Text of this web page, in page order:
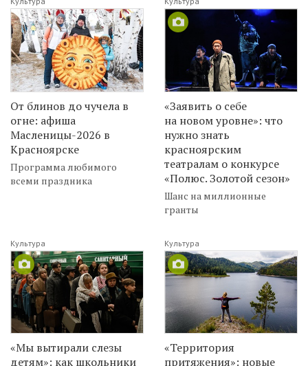
От блинов до чучела в
огне: афиша
Масленицы-2026 в
Красноярске
Программа любимого
всеми праздника
«Заявить о себе
на новом уровне»: что
нужно знать
красноярским
театралам о конкурсе
«Полюс. Золотой сезон»
Шанс на миллионные
гранты
Культура
«Мы вытирали слезы
детям»: как школьники
Культура
«Территория
притяжения»: новые